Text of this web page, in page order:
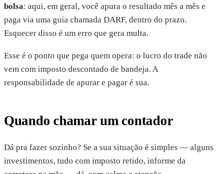
bolsa: aqui, em geral, você apura o resultado mês a mês e
paga via uma guia chamada DARF, dentro do prazo.
Esquecer disso é um erro que gera multa.
Esse é o ponto que pega quem opera: o lucro do trade não
vem com imposto descontado de bandeja. A
responsabilidade de apurar e pagar é sua.
Quando chamar um contador
Dá pra fazer sozinho? Se a sua situação é simples — alguns
investimentos, tudo com imposto retido, informe da